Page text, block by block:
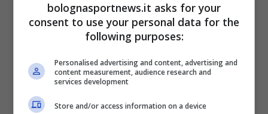
vigilia delle due partite che potrebbero
segnare il suo esordio
in nazionale maggiore.
maggiore marocchina, il centrocampista del
Bologna, potrebbe scendere in campo in ben
due occasioni, sabato contro laCosta
bolognasportnews.it asks for your
consent to use your personal data for the
following purposes:
Personalised advertising and content, advertising and
content measurement, audience research and
services development
Store and/or access information on a device